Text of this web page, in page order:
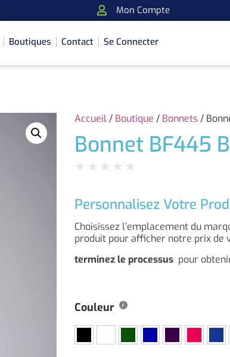
Mon Compte
Boutiques Contact Se Connecter
Accueil/ Boutique / Bonnets/
Bonnet BF445
★ ★ ★ ★ ★
Personnalisez Votre
Choisissez l’emplacement du
produit pour afficher notre prix de
terminez le processus pour
Couleur